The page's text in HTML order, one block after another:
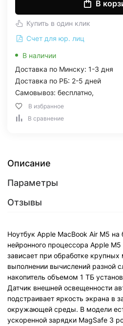
В
Купить в один клик
Счет для юр. лиц
В наличии
Доставка по Минску: 1-3 дня
Доставка по РБ: 2-5 дней
Самовывоз: бесплатно,
В избранное
В сравнение
Описание
Параметры
Отзывы
Ноутбук Apple MacBook Air M5 на
нейронного процессора Apple
зависает при обработке
выполнении вычислений разной
накопитель объемом 1 ТБ
Датчик внешней освещенности
подстраивает яркость экрана в
окружающей среды. В модели
ускоренной зарядки MagSafe 3